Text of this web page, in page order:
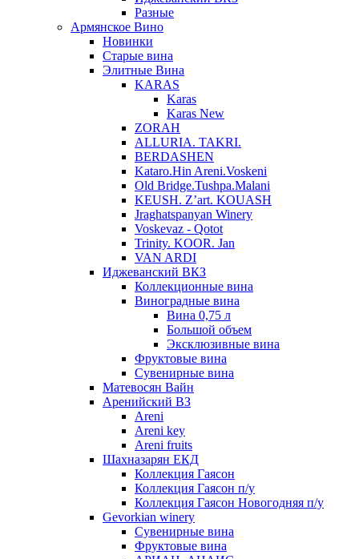
Разные
Армянское Вино
Новинки
Старые вина
Элитные Вина
KARAS
Karas
Karas New
ZORAH
ALLURIA. TAKRI.
BERDASHEN
Kataro.Hin Areni.Voskeni
Old Bridge.Tushpa.Malani
KEUSH. Z’art. KOUASH
Jraghatspanyan Winery
Voskevaz - Qotot
Trinity. KOOR. Jan
VAN ARDI
Иджеванский ВКЗ
Коллекционные вина
Виноградные вина
Вина 0,75 л
Большой объем
Эксклюзивные вина
Фруктовые вина
Cувенирные вина
Матевосян Вайн
Аренийский ВЗ
Areni
Areni key
Areni fruits
Шахназарян ЕКД
Коллекция Гаясон
Коллекция Гаясон п/у
Коллекция Гаясон Новогодняя п/у
Gevorkian winery
Сувенирные вина
Фруктовые вина